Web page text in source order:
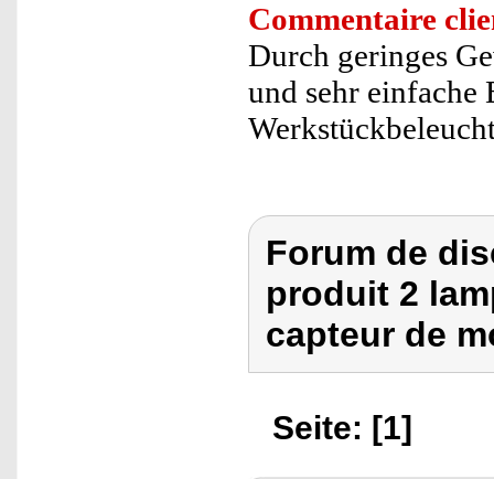
Commentaire
Durch geringes
und sehr
Forum de
produit 2
capteur de
Seite: [1]